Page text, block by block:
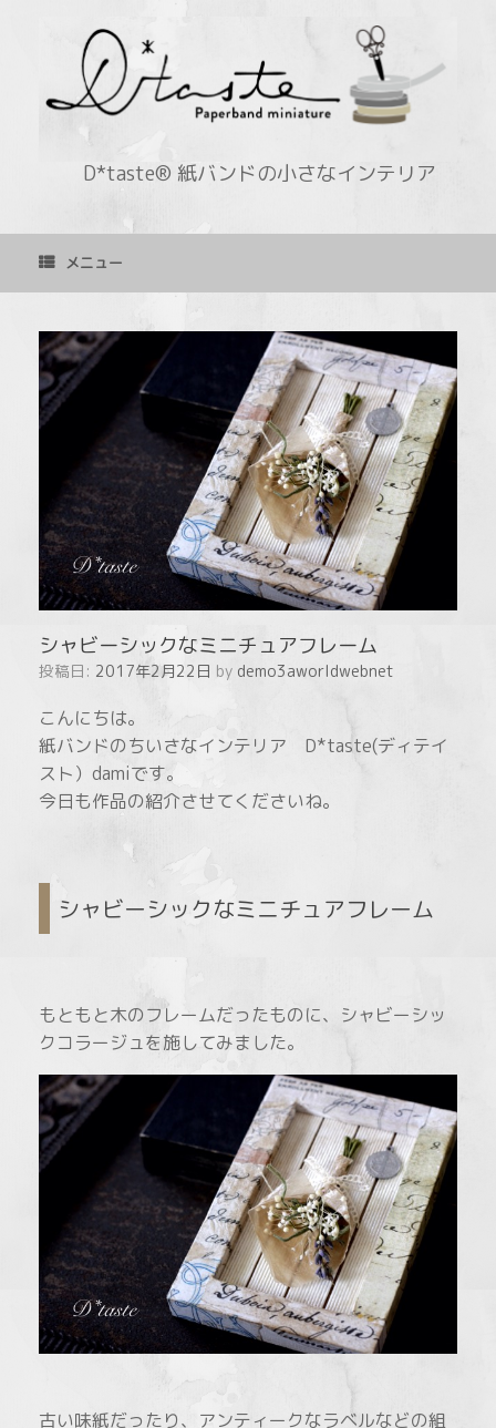
D*taste® 紙バンドの小さなインテリア
メニュー
シャビーシックなミニチュアフレーム
投稿日: 2017年2月22日 by demo3aworldwebnet
こんにちは。
紙バンドのちいさなインテリア D*taste(ディテイ
スト）damiです。
今日も作品の紹介させてくださいね。
シャビーシックなミニチュアフレーム
もともと木のフレームだったものに、シャビーシッ
クコラージュを施してみました。
古い味紙だったり、アンティークなラベルなどの組